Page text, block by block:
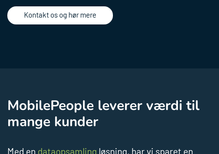
StraksBetaling
NemBetaling via e-Boks
Betalingsservice
IVR Betaling
Vores partnere
Blog
Kontakt os og hør mere
MobilePeople leverer værdi til
mange kunder
Med en dataopsamling løsning, har vi sparet en